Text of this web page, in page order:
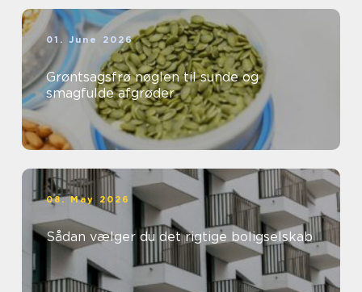
01. June 2026
Grøntsagsfrø nøglen til sunde og
smagfulde afgrøder
08. May 2026
Sådan vælger du det rigtige boligselskab